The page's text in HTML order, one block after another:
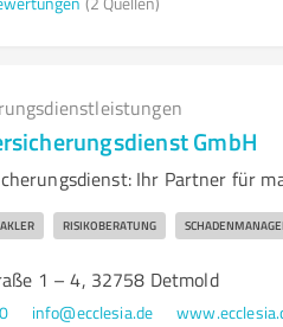
GmbH
Ihr Partner für
RISIKOBERATUNG
1 – 4, 32758 Detmold
info@ecclesia.de